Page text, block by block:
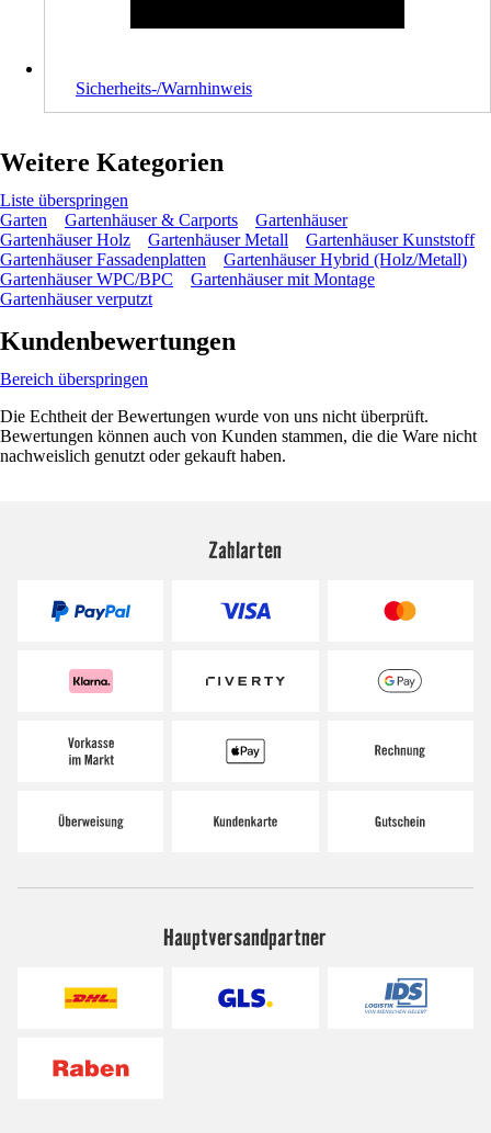
Sicherheits-/Warnhinweis
Weitere Kategorien
Liste überspringen
Garten
Gartenhäuser & Carports
Gartenhäuser
Gartenhäuser Holz
Gartenhäuser Metall
Gartenhäuser Kunststoff
Gartenhäuser Fassadenplatten
Gartenhäuser Hybrid (Holz/Metall)
Gartenhäuser WPC/BPC
Gartenhäuser mit Montage
Gartenhäuser verputzt
Kundenbewertungen
Bereich überspringen
Die Echtheit der Bewertungen wurde von uns nicht überprüft.
Bewertungen können auch von Kunden stammen, die die Ware nicht
nachweislich genutzt oder gekauft haben.
Zahlarten
Hauptversandpartner